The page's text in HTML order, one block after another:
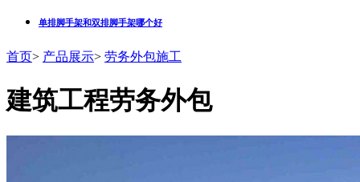
单排脚手架和双排脚手架哪个好
首页> 产品展示> 劳务外包施工
建筑工程劳务外包